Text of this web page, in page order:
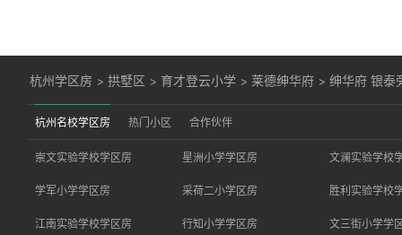
杭州学区房 >拱墅区 > 育才登云小学 >莱德绅华府 >绅华府 银泰
杭州名校学区房 热门小区 合作伙伴
崇文实验学校学区房 星洲小学学区房 文澜实验学校
学军小学学区房 采荷二小学区房 胜利实验学校
江南实验学校学区房 行知小学学区房 文三街小学学